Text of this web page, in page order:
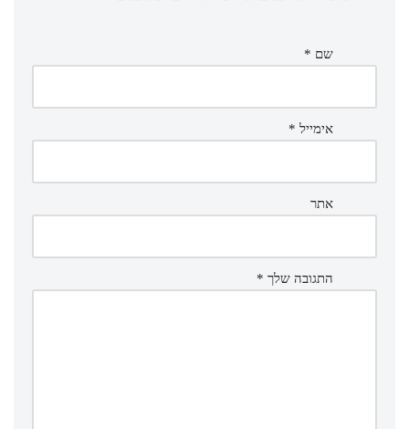
שם *
אימייל *
אתר
התגובה שלך *